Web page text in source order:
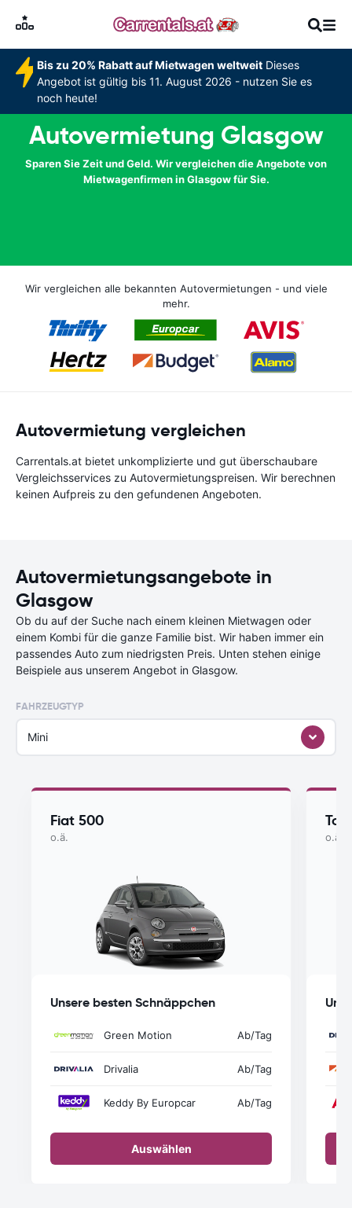
Bis zu 20% Rabatt auf Mietwagen weltweitDieses
Angebot ist gültig bis 11. August 2026 - nutzen Sie es
noch heute!
Autovermietung Glasgow
Sparen Sie Zeit und Geld. Wir vergleichen die Angebote von
Mietwagenfirmen in Glasgow für Sie.
Wir vergleichen alle bekannten Autovermietungen - und viele
mehr.
Autovermietung vergleichen
Carrentals.at bietet unkomplizierte und gut überschaubare
Vergleichsservices zu Autovermietungspreisen. Wir berechnen
keinen Aufpreis zu den gefundenen Angeboten.
Autovermietungsangebote in
Glasgow
Ob du auf der Suche nach einem kleinen Mietwagen oder
einem Kombi für die ganze Familie bist. Wir haben immer ein
passendes Auto zum niedrigsten Preis. Unten stehen einige
Beispiele aus unserem Angebot in Glasgow.
FAHRZEUGTYP
Mini
Fiat 500
o.ä.
Unsere besten Schnäppchen
Green Motion Ab/Tag
Drivalia Ab/Tag
Keddy By Europcar Ab/Tag
Auswählen
o.ä.